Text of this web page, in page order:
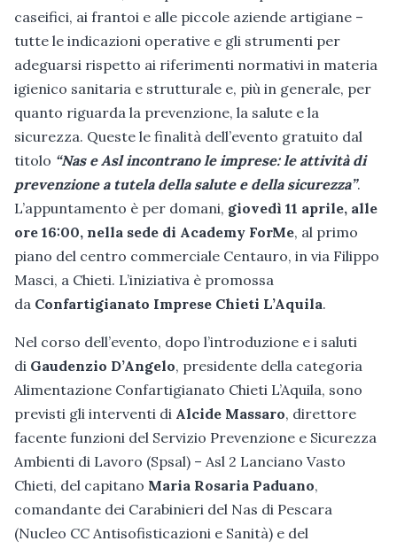
caseifici, ai frantoi e alle piccole aziende artigiane –
tutte le indicazioni operative e gli strumenti per
adeguarsi rispetto ai riferimenti normativi in materia
igienico sanitaria e strutturale e, più in generale, per
quanto riguarda la prevenzione, la salute e la
sicurezza. Queste le finalità dell’evento gratuito dal
titolo “Nas e Asl incontrano le imprese: le attività di
prevenzione a tutela della salute e della sicurezza”.
L’appuntamento è per domani, giovedì 11 aprile, alle
ore 16:00, nella sede di Academy ForMe, al primo
piano del centro commerciale Centauro, in via Filippo
Masci, a Chieti. L’iniziativa è promossa
da Confartigianato Imprese Chieti L’Aquila.
Nel corso dell’evento, dopo l’introduzione e i saluti
di Gaudenzio D’Angelo, presidente della categoria
Alimentazione Confartigianato Chieti L’Aquila, sono
previsti gli interventi di Alcide Massaro, direttore
facente funzioni del Servizio Prevenzione e Sicurezza
Ambienti di Lavoro (Spsal) – Asl 2 Lanciano Vasto
Chieti, del capitano Maria Rosaria Paduano,
comandante dei Carabinieri del Nas di Pescara
(Nucleo CC Antisofisticazioni e Sanità) e del